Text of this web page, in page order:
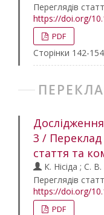
Переглядів
https://doi.org/
PDF
Сторінки 142-154
3 / Переклад
стаття та
К. Нісіда ; С.
Переглядів
https://doi.org/
PDF